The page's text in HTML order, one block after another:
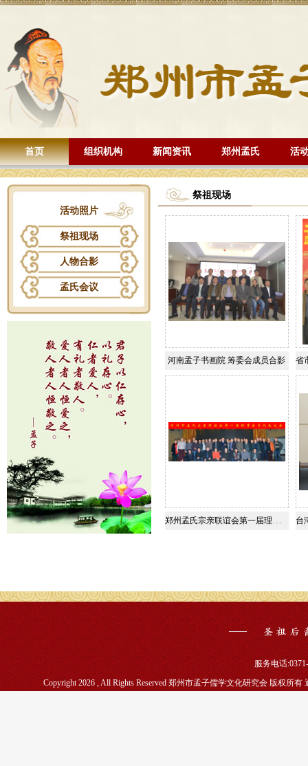
首页 组织机构 新闻资讯 郑州孟氏 活
活动照片
祭祖现场
人物合影
孟氏会议
祭祖现场
河南孟子书画院 筹委会成员合影 省
郑州孟氏宗亲联谊会第一届理事会员大会合影留念
服务电话
Copyright 2026 , All Rights Reserved 郑州市孟子儒学文化研究会 版权所